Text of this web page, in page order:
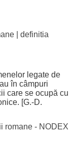
| definitia
legatede
în câmpuri
care se ocupă cu
. [G.-D.
romane - NODEX